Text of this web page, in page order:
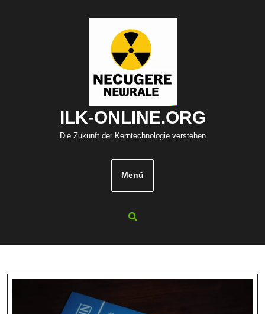
ILK-ONLINE.ORG
Die Zukunft der Kerntechnologie verstehen
Menü